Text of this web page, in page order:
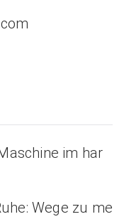
im har
Wege zu me